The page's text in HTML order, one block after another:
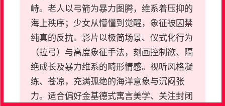
峙。老人以弓箭为暴力图腾，维系着压抑的
海上秩序；少女从懵懂到觉醒，象征被囚禁
纯真的反抗。影片以极简场景、仪式化行为
（拉弓）与高度象征手法，刻画控制欲、隔
绝成长及暴力维系的畸形情感。视听风格凝
练、苍凉，充满孤绝的海洋意象与沉闷张
力。适合偏好金基德式寓言美学、关注封闭